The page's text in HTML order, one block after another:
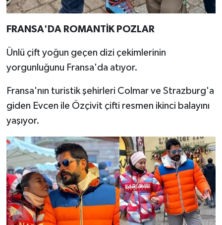
FRANSA'DA ROMANTİK POZLAR
Ünlü çift yoğun geçen dizi çekimlerinin
yorgunluğunu Fransa'da atıyor.
Fransa'nın turistik şehirleri Colmar ve Strazburg'a
giden Evcen ile Özçivit çifti resmen ikinci balayını
yaşıyor.